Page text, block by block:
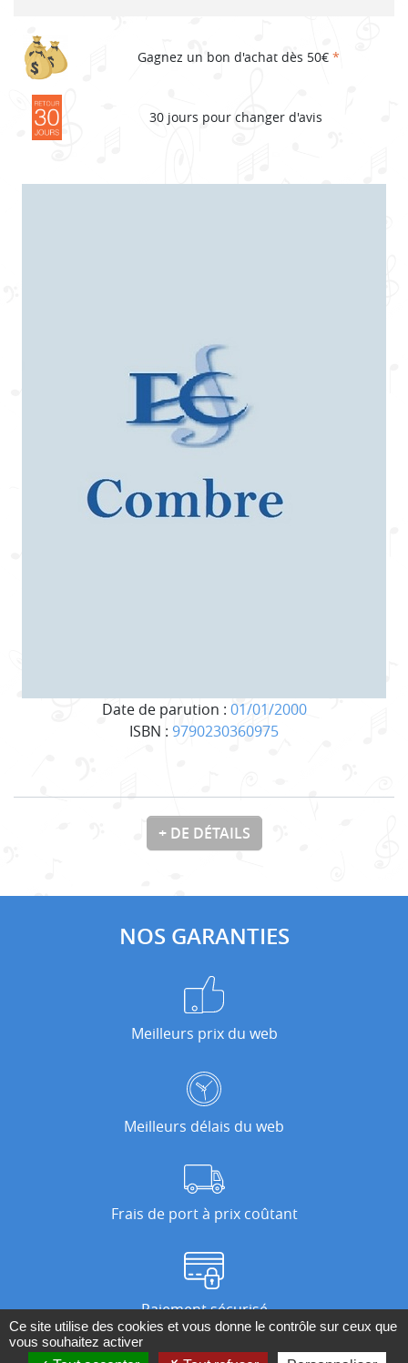
Date de parution : 01/01/2000
ISBN : 9790230360975
Gagnez un bon d'achat dès 50€ *
30 jours pour changer d'avis
+ DE DÉTAILS
NOS GARANTIES
Meilleurs prix du web
Meilleurs délais du web
Frais de port à prix coûtant
Paiement sécurisé
Ce site utilise des cookies et vous donne le contrôle sur ceux que
vous souhaitez activer